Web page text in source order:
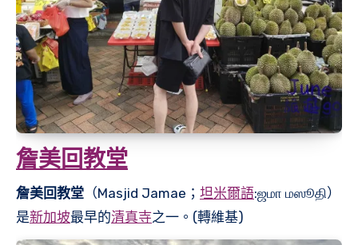
詹美回教堂
詹美回教堂 （Masjid Jamae； 坦米爾語:ஜமா மஸூதி）
是新加坡最早的清真寺之一。(轉維基)